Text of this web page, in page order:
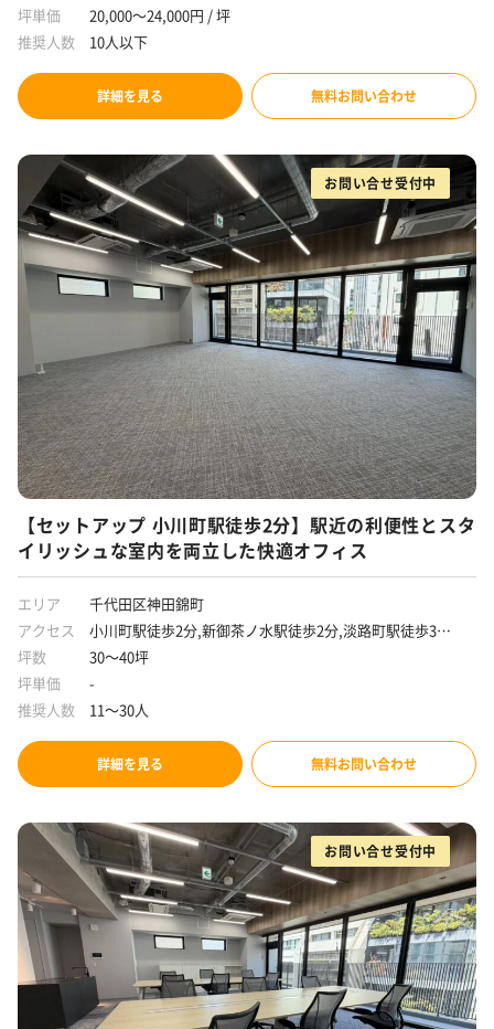
坪単価
20,000～24,000円 / 坪
推奨人数
10人以下
詳細を見る 無料お問い合わせ
お問い合せ受付中
【セットアップ 小川町駅徒歩2分】駅近の利便性とスタ
イリッシュな室内を両立した快適オフィス
エリア
千代田区神田錦町
アクセス
小川町駅徒歩2分,新御茶ノ水駅徒歩2分,淡路町駅徒歩3分,
神保町駅徒歩7分
坪数
30～40坪
坪単価
-
推奨人数
11～30人
詳細を見る 無料お問い合わせ
お問い合せ受付中